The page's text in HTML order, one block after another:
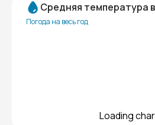
Средняя температура
Погода на весь год
Loading